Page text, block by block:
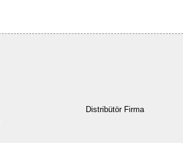
Distribütör Firma